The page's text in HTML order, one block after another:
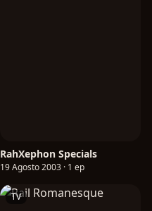
RahXephon Specials
19 Agosto 2003 · 1 ep
TV